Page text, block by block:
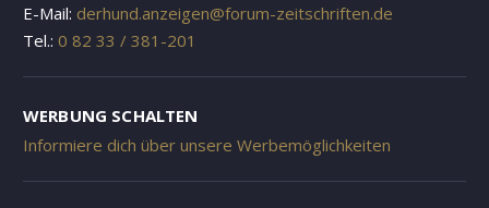
E-Mail: derhund.anzeigen@forum-zeitschriften.de
Tel.: 0 82 33 / 381-201
WERBUNG SCHALTEN
Informiere dich über unsere Werbemöglichkeiten